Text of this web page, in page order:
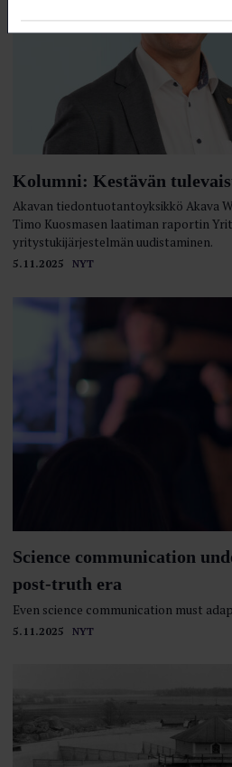
5.11.2025 NYT
Kolumni: Kestävän
Akavan tiedontuotantoyksikkö Akava
Timo Kuosmasen laatiman raportin
yritystukijärjestelmän uudistaminen.
5.11.2025 NYT
Science communication
post-truth era
Even science communication must